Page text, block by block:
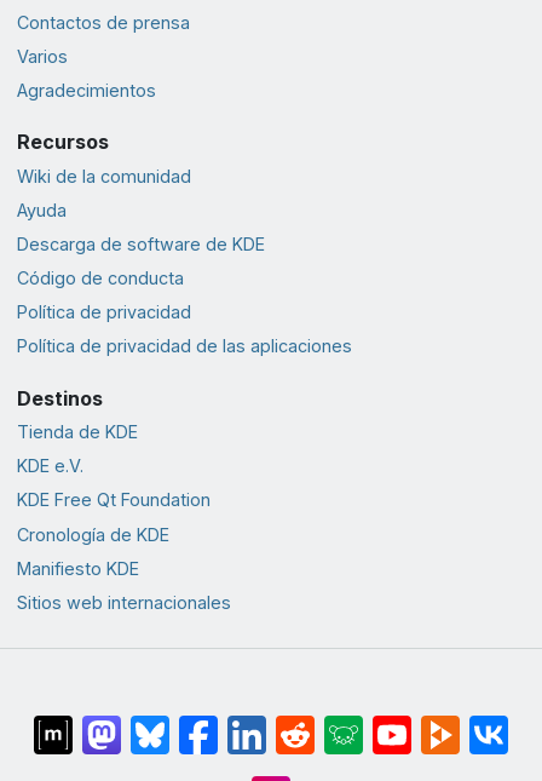
Contactos de prensa
Varios
Agradecimientos
Recursos
Wiki de la comunidad
Ayuda
Descarga de software de KDE
Código de conducta
Política de privacidad
Política de privacidad de las aplicaciones
Destinos
Tienda de KDE
KDE e.V.
KDE Free Qt Foundation
Cronología de KDE
Manifiesto KDE
Sitios web internacionales